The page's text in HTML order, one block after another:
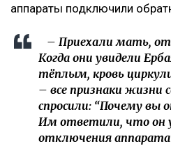
аппараты подключили
– Приехали мать,
Когда они увидели
тёплым, кровь
– все признаки жизни
спросили: “Почему вы
Им ответили, что он
отключения аппарата